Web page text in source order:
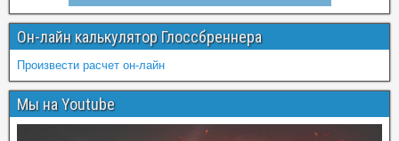
Он-лайн калькулятор Глоссбреннера
Произвести расчет он-лайн
Мы на Youtube